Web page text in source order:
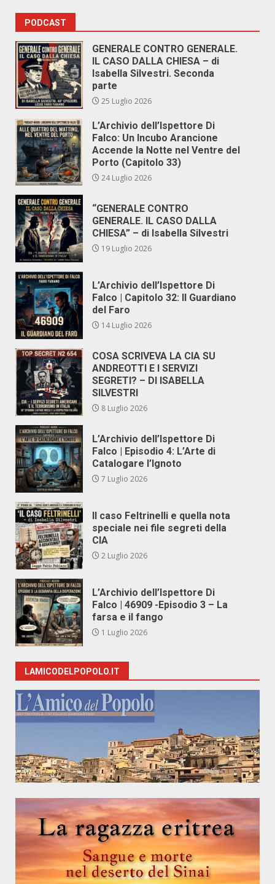
PODCAST
GENERALE CONTRO GENERALE.
IL CASO DALLA CHIESA – di
Isabella Silvestri. Seconda
parte
25 Luglio 2026
L’Archivio dell’Ispettore Di
Falco: Un Incubo Arancione
Accende la Notte nel Ventre del
Porto (Capitolo 33)
24 Luglio 2026
“GENERALE CONTRO
GENERALE. IL CASO DALLA
CHIESA” – di Isabella Silvestri
19 Luglio 2026
L’Archivio dell’Ispettore Di
Falco | Capitolo 32: Il Guardiano
del Faro
14 Luglio 2026
COSA SCRIVEVA LA CIA SU
ANDREOTTI E I SERVIZI
SEGRETI? – DI ISABELLA
SILVESTRI
8 Luglio 2026
L’Archivio dell’Ispettore Di
Falco | Episodio 4: L’Arte di
Catalogare l’Ignoto
7 Luglio 2026
Il caso Feltrinelli e quella nota
speciale nei file segreti della
CIA
2 Luglio 2026
L’Archivio dell’Ispettore Di
Falco | 46909 -Episodio 3 – La
farsa e il fango
1 Luglio 2026
LAMICODELPOPOLO.IT